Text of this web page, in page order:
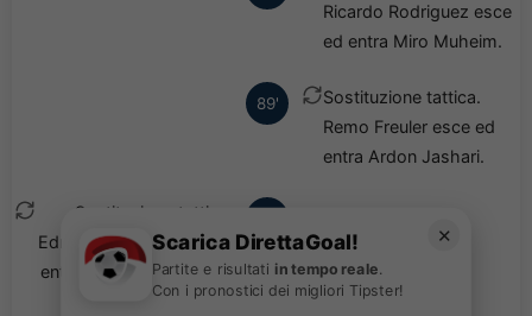
Ricardo Rodriguez esce
ed entra Miro Muheim.
89'
Sostituzione tattica.
Remo Freuler esce ed
entra Ardon Jashari.
Sostituzione tattica.
Edmilson Junior esce ed
entra Hassan Al Haidos.
✕
Scarica DirettaGoal!
Partite e risultati in tempo reale.
Con i pronostici dei migliori Tipster!